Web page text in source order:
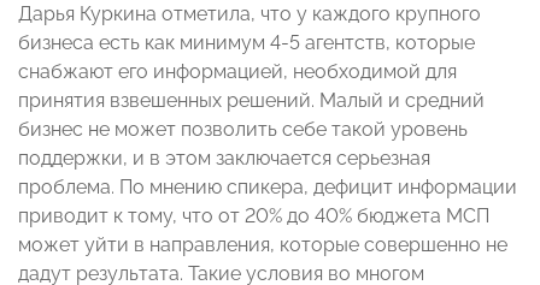
Дарья Куркина отметила, что у каждого крупного
бизнеса есть как минимум 4-5 агентств, которые
снабжают его информацией, необходимой для
принятия взвешенных решений. Малый и средний
бизнес не может позволить себе такой уровень
поддержки, и в этом заключается серьезная
проблема. По мнению спикера, дефицит информации
приводит к тому, что от 20% до 40% бюджета МСП
может уйти в направления, которые совершенно не
дадут результата. Такие условия во многом